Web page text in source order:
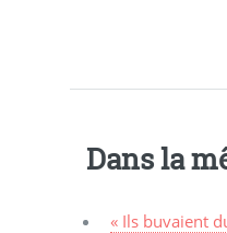
Dans la
« Ils buvaient